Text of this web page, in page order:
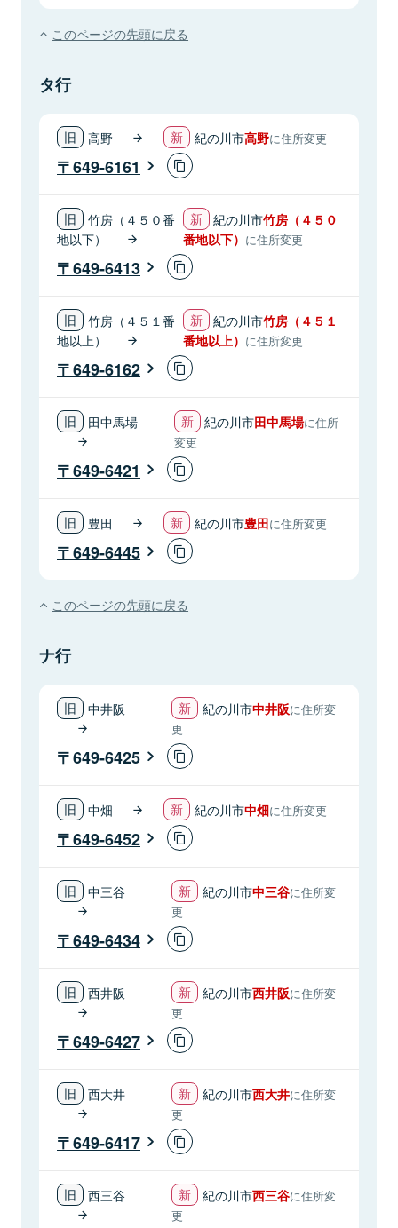
このページの先頭に戻る
タ行
高野 紀の川市高野に住所変更
649-6161
竹房（４５０番
地以下）
紀の川市竹房（４５０
番地以下） に住所変更
649-6413
竹房（４５１番
地以上）
紀の川市竹房（４５１
番地以上） に住所変更
649-6162
田中馬場 紀の川市田中馬場に住所
変更
649-6421
豊田 紀の川市豊田に住所変更
649-6445
このページの先頭に戻る
ナ行
中井阪 紀の川市中井阪に住所変
更
649-6425
中畑 紀の川市中畑に住所変更
649-6452
中三谷 紀の川市中三谷に住所変
更
649-6434
西井阪 紀の川市西井阪に住所変
更
649-6427
西大井 紀の川市西大井に住所変
更
649-6417
西三谷 紀の川市西三谷に住所変
更